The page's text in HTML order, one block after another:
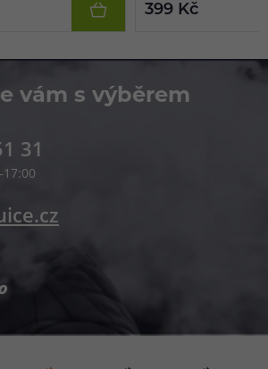
399 Kč
vám s výběrem
31